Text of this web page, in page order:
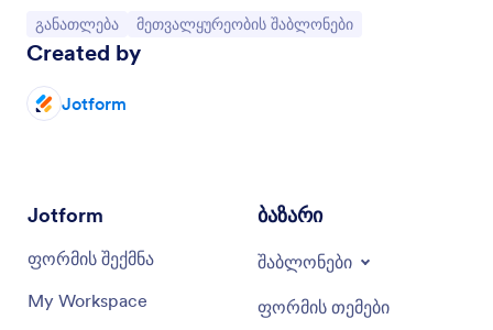
Go to Category:
განათლება Go to Category:
მეთვალყურეობის შაბლონები
Created by
Jotform
Jotform
ფორმის შექმნა
My Workspace
ბაზარი
შაბლონები
ფორმის თემები